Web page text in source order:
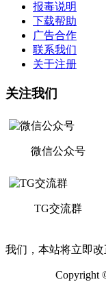
报毒说明
下载帮助
广告合作
联系我们
关于注册
关注我们
微信公众号
TG交流群
我们，本站将立即改
Copyright